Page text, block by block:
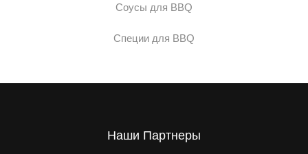
Соусы для BBQ
Специи для BBQ
Наши Партнеры